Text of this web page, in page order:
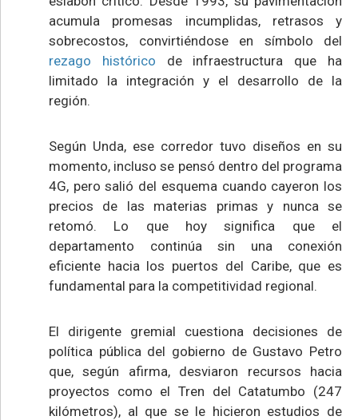
acumula promesas incumplidas, retrasos y
sobrecostos, convirtiéndose en símbolo del
rezago histórico de infraestructura que ha
limitado la integración y el desarrollo de la
región.
Según Unda, ese corredor tuvo diseños en su
momento, incluso se pensó dentro del programa
4G, pero salió del esquema cuando cayeron los
precios de las materias primas y nunca se
retomó. Lo que hoy significa que el
departamento continúa sin una conexión
eficiente hacia los puertos del Caribe, que es
fundamental para la competitividad regional.
El dirigente gremial cuestiona decisiones de
política pública del gobierno de Gustavo Petro
que, según afirma, desviaron recursos hacia
proyectos como el Tren del Catatumbo (247
kilómetros), al que se le hicieron estudios de